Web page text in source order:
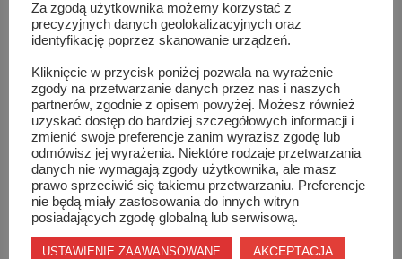
Za zgodą użytkownika możemy korzystać z
precyzyjnych danych geolokalizacyjnych oraz
identyfikację poprzez skanowanie urządzeń.
Kliknięcie w przycisk poniżej pozwala na wyrażenie
zgody na przetwarzanie danych przez nas i naszych
partnerów, zgodnie z opisem powyżej. Możesz również
uzyskać dostęp do bardziej szczegółowych informacji i
zmienić swoje preferencje zanim wyrazisz zgodę lub
odmówisz jej wyrażenia. Niektóre rodzaje przetwarzania
danych nie wymagają zgody użytkownika, ale masz
prawo sprzeciwić się takiemu przetwarzaniu. Preferencje
nie będą miały zastosowania do innych witryn
posiadających zgodę globalną lub serwisową.
USTAWIENIE ZAAWANSOWANE AKCEPTACJA